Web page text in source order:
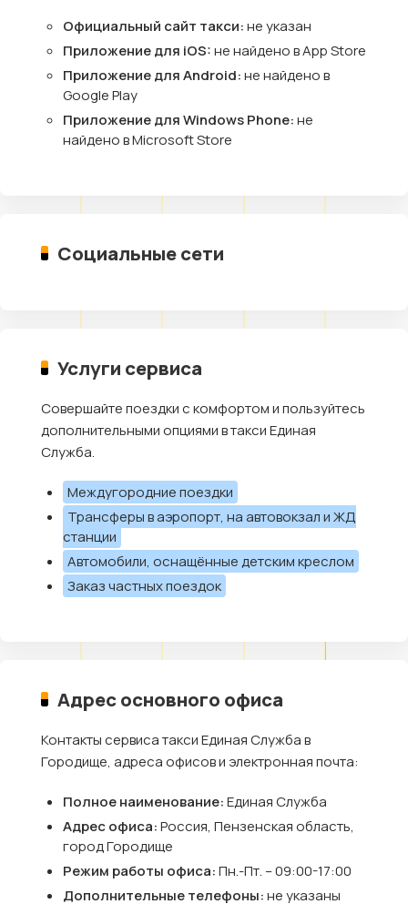
Официальный сайт такси:не указан
Приложение для iOS:не найдено в App Store
Приложение для Android:не найдено в
Google Play
Приложение для Windows Phone:не
найдено в Microsoft Store
Социальные сети
Услуги сервиса
Совершайте поездки с комфортом и пользуйтесь
дополнительными опциями в такси Единая
Служба.
Междугородние поездки
Трансферы в аэропорт, на автовокзал и ЖД
станции
Автомобили, оснащённые детским креслом
Заказ частных поездок
Адрес основного офиса
Контакты сервиса такси Единая Служба в
Городище, адреса офисов и электронная почта:
Полное наименование:Единая Служба
Адрес офиса:Россия, Пензенская область,
город Городище
Режим работы офиса:Пн.-Пт. – 09:00-17:00
Дополнительные телефоны:не указаны